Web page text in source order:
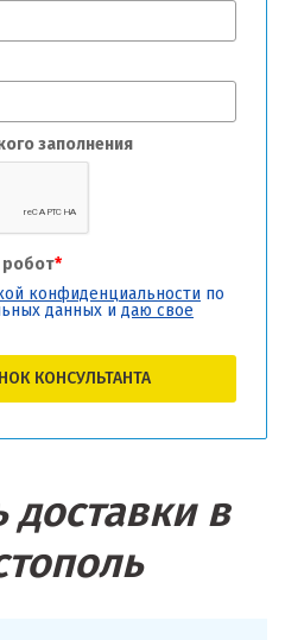
заполнения
робот*
конфиденциальности по
данных и даю свое
КОНСУЛЬТАНТА
доставки в